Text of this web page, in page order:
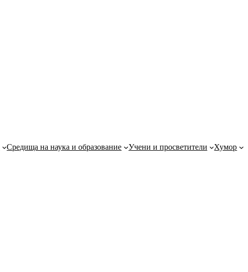
Средища на наука и образование Учени и просветители Хумор